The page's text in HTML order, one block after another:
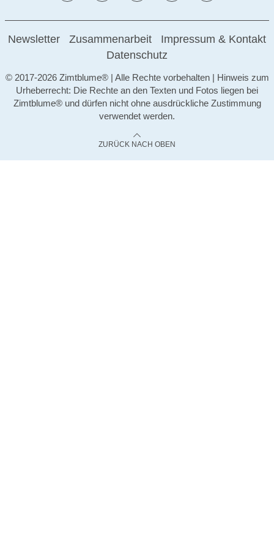
Newsletter Zusammenarbeit
Impressum & Kontakt
Datenschutz
© 2017-2026 Zimtblume® | Alle Rechte vorbehalten | Hinweis zum
Urheberrecht: Die Rechte an den Texten und Fotos liegen bei
Zimtblume® und dürfen nicht ohne ausdrückliche Zustimmung
verwendet werden.
ZURÜCK NACH OBEN